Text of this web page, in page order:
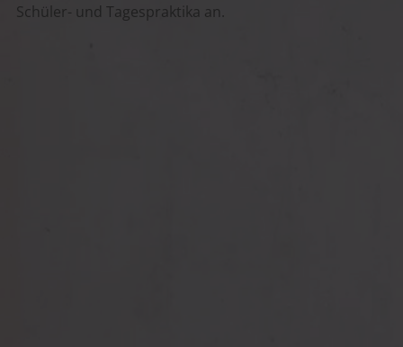
Schüler- und Tagespraktika an.